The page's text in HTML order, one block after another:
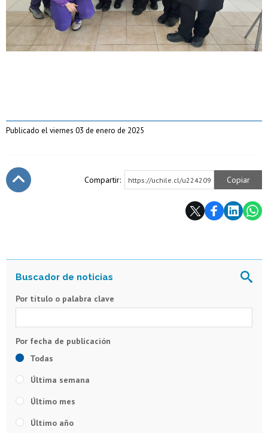
Publicado el viernes 03 de enero de 2025
Compartir: https://uchile.cl/u224209 Copiar
Por título o palabra clave
Todas
Última semana
Último mes
Último año